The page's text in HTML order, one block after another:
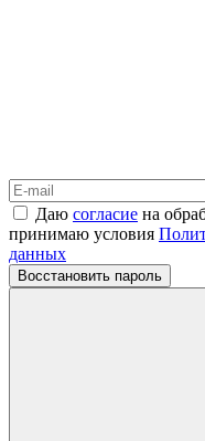
Даю согласие на
принимаю условия
данных
Восстановить пароль